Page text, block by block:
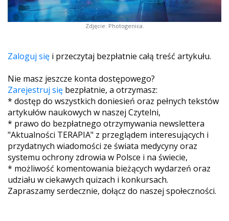
Zdjęcie: Photogenica.
Zaloguj się i przeczytaj bezpłatnie całą treść artykułu.
Nie masz jeszcze konta dostępowego?
Zarejestruj się bezpłatnie, a otrzymasz:
* dostęp do wszystkich doniesień oraz pełnych tekstów
artykułów naukowych w naszej Czytelni,
* prawo do bezpłatnego otrzymywania newslettera
"Aktualności TERAPIA" z przeglądem interesujących i
przydatnych wiadomości ze świata medycyny oraz
systemu ochrony zdrowia w Polsce i na świecie,
* możliwość komentowania bieżących wydarzeń oraz
udziału w ciekawych quizach i konkursach.
Zapraszamy serdecznie, dołącz do naszej społeczności.